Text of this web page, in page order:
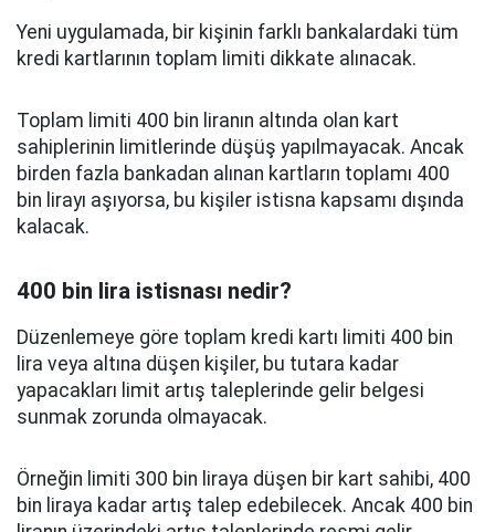
Yeni uygulamada, bir kişinin farklı bankalardaki tüm
kredi kartlarının toplam limiti dikkate alınacak.
Toplam limiti 400 bin liranın altında olan kart
sahiplerinin limitlerinde düşüş yapılmayacak. Ancak
birden fazla bankadan alınan kartların toplamı 400
bin lirayı aşıyorsa, bu kişiler istisna kapsamı dışında
kalacak.
400 bin lira istisnası nedir?
Düzenlemeye göre toplam kredi kartı limiti 400 bin
lira veya altına düşen kişiler, bu tutara kadar
yapacakları limit artış taleplerinde gelir belgesi
sunmak zorunda olmayacak.
Örneğin limiti 300 bin liraya düşen bir kart sahibi, 400
bin liraya kadar artış talep edebilecek. Ancak 400 bin